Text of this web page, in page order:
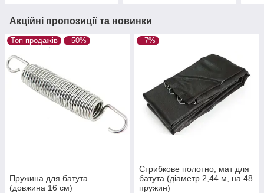
Акційні пропозиції та новинки
Топ продажів –50%
Пружина для батута
(довжина 16 см)
–7%
Стрибкове полотно, мат для
батута (діаметр 2,44 м, на 48
пружин)